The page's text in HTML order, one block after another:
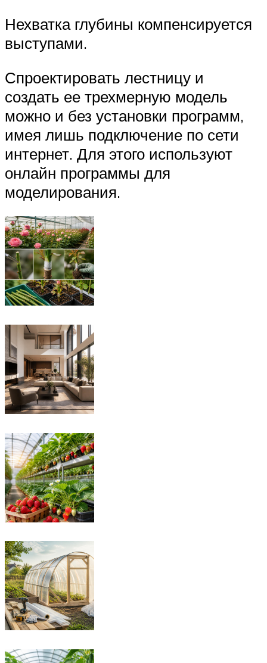
Нехватка глубины компенсируется
выступами.
Спроектировать лестницу и
создать ее трехмерную модель
можно и без установки программ,
имея лишь подключение по сети
интернет. Для этого используют
онлайн программы для
моделирования.